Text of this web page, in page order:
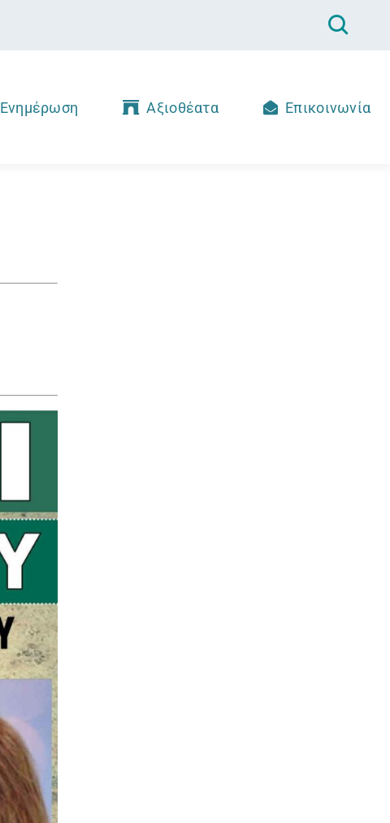
Ενημέρωση Αξιοθέατα Επικοινωνία